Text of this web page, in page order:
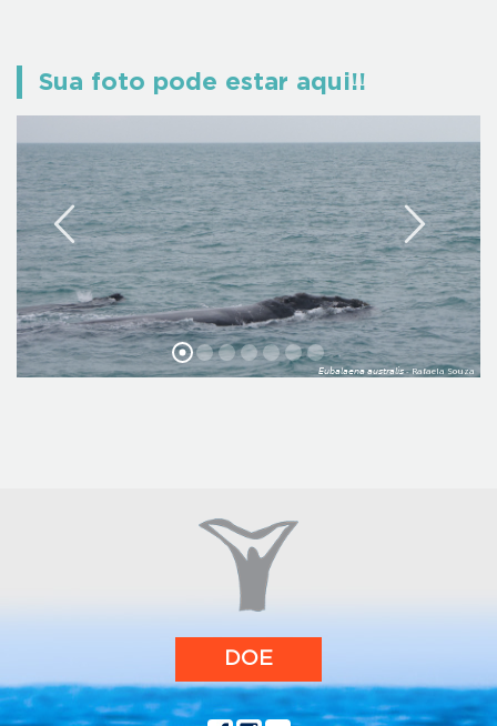
Sua foto pode estar aqui!!
𝘌𝘶𝘣𝘢𝘭𝘢𝘦𝘯𝘢 𝘢𝘶𝘴𝘵𝘳𝘢𝘭𝘪𝘴 - Rafaela Souza
DOE